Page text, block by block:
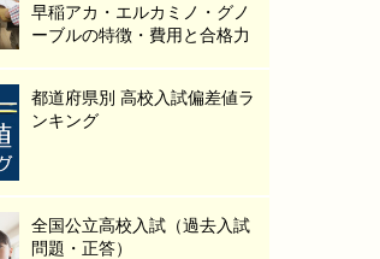
早稲アカ・エルカミノ・グノ
ーブルの特徴・費用と合格力
都道府県別 高校入試偏差値ラ
ンキング
全国公立高校入試（過去入試
問題・正答）